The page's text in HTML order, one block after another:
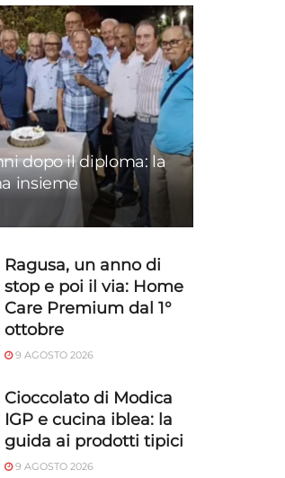
dopo il diploma: la
insieme
Ragusa, un anno di
stop e poi il via: Home
Care Premium dal 1°
ottobre
9 AGOSTO 2026
Cioccolato di Modica
IGP e cucina iblea: la
guida ai prodotti tipici
9 AGOSTO 2026